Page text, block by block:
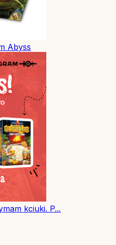
Abyss
kciuki. P...